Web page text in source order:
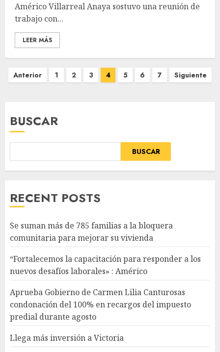
Américo Villarreal Anaya sostuvo una reunión de
trabajo con...
LEER MÁS
Paginación
Anterior 1 2 3 4 5 6 7 Siguiente
BUSCAR
BUSCAR
RECENT POSTS
Se suman más de 785 familias a la bloquera
comunitaria para mejorar su vivienda
“Fortalecemos la capacitación para responder a los
nuevos desafíos laborales» : Américo
Aprueba Gobierno de Carmen Lilia Canturosas
condonación del 100% en recargos del impuesto
predial durante agosto
Llega más inversión a Victoria